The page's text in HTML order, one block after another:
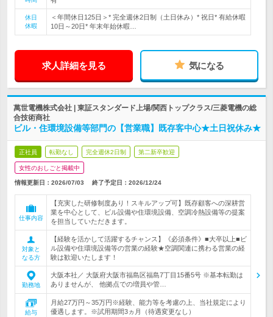
休日
休暇
＜年間休日125日＞* 完全週休2日制（土日休み）* 祝日* 有給休暇
10日～20日* 年末年始休暇…
求人詳細を見る 気になる
萬世電機株式会社 | 東証スタンダード上場/関西トップクラス/三菱電機の総
合技術商社
ビル・住環境設備等部門の【営業職】既存客中心★土日祝休み★
正社員 転勤なし 完全週休2日制 第二新卒歓迎
女性のおしごと掲載中
情報更新日：2026/07/03 終了予定日： 2026/12/24
仕事内容
【充実した研修制度あり！スキルアップ可】既存顧客への深耕営
業を中心として、ビル設備や住環境設備、空調冷熱設備等の提案
を担当していただきます。
対象と
なる方
【経験を活かして活躍するチャンス】《必須条件》■大卒以上■ビ
ル設備や住環境設備等の営業の経験★空調関連に携わる営業の経
験は歓迎いたします！
勤務地
大阪本社／ 大阪府大阪市福島区福島7丁目15番5号 ※基本転勤は
ありませんが、 他拠点での増員や管…
給与
月給27万円～35万円※経験、能力等を考慮の上、当社規定により
優遇します。※試用期間3ヵ月（待遇変更なし）